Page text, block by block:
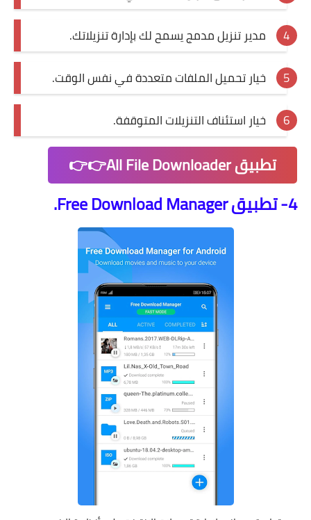
مدير تنزيل مدمج يسمح لك بإدارة تنزيلاتك.
خيار تحميل الملفات متعددة في نفس الوقت.
خيار استئناف التنزيلات المتوقفة.
تطبيق All File Downloader👉👉
4- تطبيق Free Download Manager.